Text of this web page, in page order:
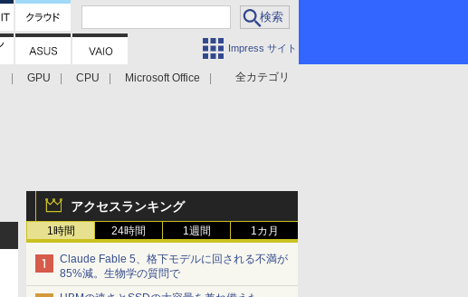
Impress サイト
全カテゴリ
GPU CPU
Microsoft Office
アクセスランキング
1時間 24時間 1週間 1カ月
Claude Fable 5、格下モデルに回される不満が
85%減。生物学の質問で